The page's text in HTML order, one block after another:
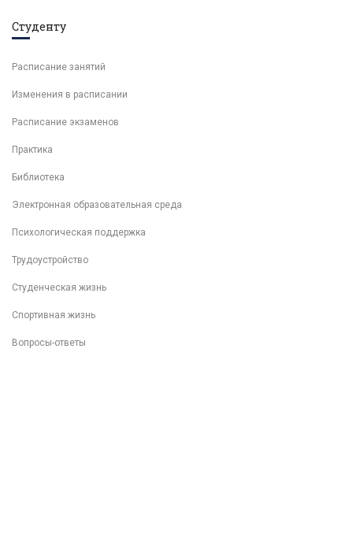
Студенту
Расписание занятий
Изменения в расписании
Расписание экзаменов
Практика
Библиотека
Электронная образовательная среда
Психологическая поддержка
Трудоустройство
Студенческая жизнь
Спортивная жизнь
Вопросы-ответы